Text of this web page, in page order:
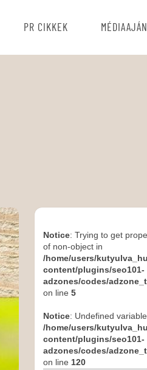
PR CIKKEK
Notice: Trying to get
of non-object in
/home/users/
content/plugins/seo101-
adzones/codes/
on line 5
Notice: Undefined
/home/users/
content/plugins/seo101-
adzones/codes/
on line 120